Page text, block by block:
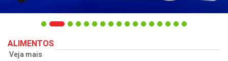
ALIMENTOS
Veja mais